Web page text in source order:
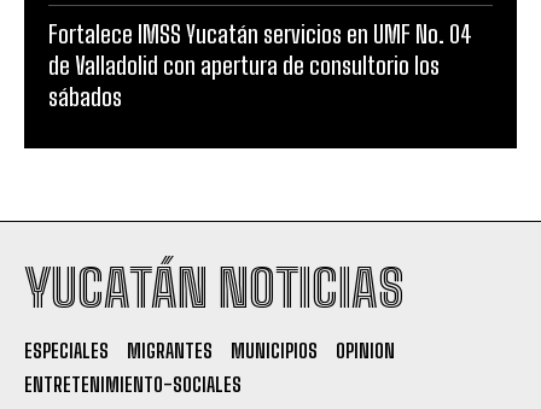
Fortalece IMSS Yucatán servicios en UMF No. 04
de Valladolid con apertura de consultorio los
sábados
YUCATÁN NOTICIAS
ESPECIALES MIGRANTES MUNICIPIOS
OPINION
ENTRETENIMIENTO-SOCIALES